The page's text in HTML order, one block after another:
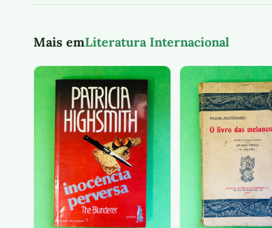
Mais emLiteratura Internacional